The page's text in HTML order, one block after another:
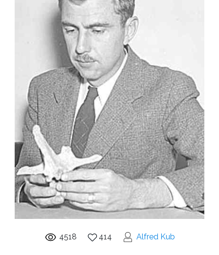
4518 414 Alfred Kub